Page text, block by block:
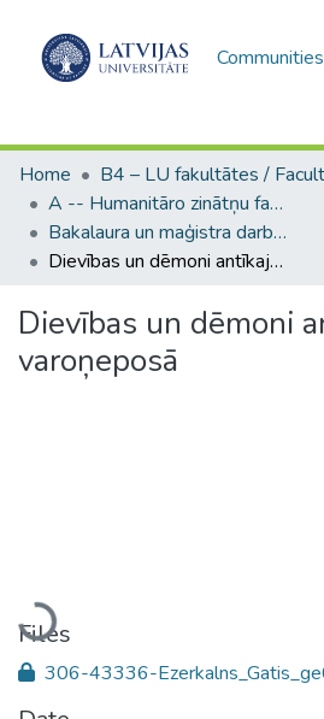
Home
A -- Humanitāro zinātņu fakultāte / Faculty of Humanities
Bakalaura un maģistra darbi (HZF) / Bachelor's and Master's theses
Dievības un dēmoni antīkajā varoņeposā
Dievības un dēmoni
varoņeposā
Loading...
Files
306-43336-